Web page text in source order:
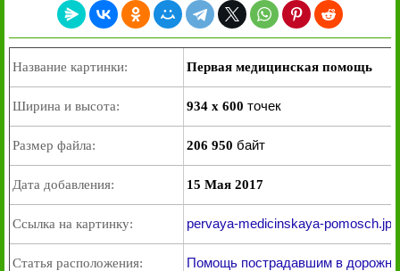
Название картинки: Первая медицинская помощь
Ширина и высота: 934 x 600 точек
Размер файла: 206 950 байт
Дата добавления: 15 Мая 2017
Ссылка на картинку: pervaya-medicinskaya-pomosch.jpg
Статья расположения: Помощь пострадавшим в